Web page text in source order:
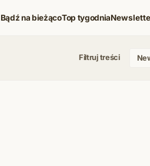
Bądź na bieżącoTop tygodnia
Filtruj treści